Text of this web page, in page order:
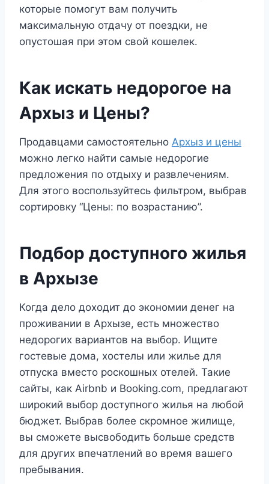
которые помогут вам получить
максимальную отдачу от поездки, не
опустошая при этом свой кошелек.
Как искать недорогое на
Архыз и Цены?
Продавцами самостоятельно Архыз и цены
можно легко найти самые недорогие
предложения по отдыху и развлечениям.
Для этого воспользуйтесь фильтром, выбрав
сортировку “Цены: по возрастанию”.
Подбор доступного жилья
в Архызе
Когда дело доходит до экономии денег на
проживании в Архызе, есть множество
недорогих вариантов на выбор. Ищите
гостевые дома, хостелы или жилье для
отпуска вместо роскошных отелей. Такие
сайты, как Airbnb и Booking.com, предлагают
широкий выбор доступного жилья на любой
бюджет. Выбрав более скромное жилище,
вы сможете высвободить больше средств
для других впечатлений во время вашего
пребывания.